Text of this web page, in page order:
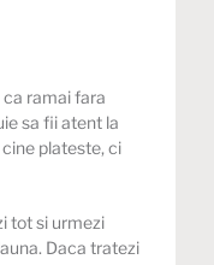
ramai fara
sa fii atent la
plateste, ci
tot si urmezi
Daca tratezi